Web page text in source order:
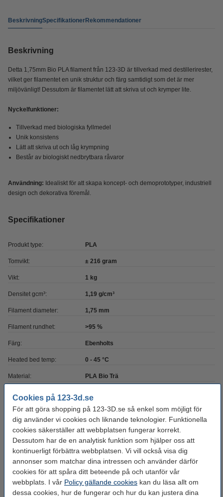
Cookies på 123-3d.se
För att göra shopping på 123-3D.se så enkel som möjligt för
dig använder vi cookies och liknande teknologier. Funktionella
cookies säkerställer att webbplatsen fungerar korrekt.
Dessutom har de en analytisk funktion som hjälper oss att
kontinuerligt förbättra webbplatsen. Vi vill också visa dig
annonser som matchar dina intressen och använder därför
cookies för att spåra ditt beteende på och utanför vår
webbplats. I vår Policy gällande cookies kan du läsa allt om
dessa cookies, hur de fungerar och hur du kan justera dina
BeskrivningSpecifikationerRekommendationer
Beskrivning
Detta 1,75mm Bio PLA filament från 123-3D är tillverkad med destillerirester,
vilket ger filamentet en unik struktur och färg samtidigt som det är mer
miljövänligt! Dessutom är filamentet lätt att skriva ut och krymper lite.
Nyckelfunktioner:
Tillverkad med biologiska fyllmedel
Unik konsistens
Lätt att skriva ut och låg krympning
Består av biologiskt nedbrytbara råvaror
Användning: Idealiskt för att skapa koncept- och demoprototyper, industriell
design och dekorativa föremål.
Specifikationer
Produkt type: PLA
Tomvikt: ± 216 gram
Vikt: 1 kg
Densitet gcm³: 1,19 g/cm³
Filament diameter: 1,75 mm
Filament rundhet: >95 %
Färg: Ebenholts
Heated bed temp: 0 - 45 °C
Material: PLA Bio Trä
Nozzle
temperaturområde:
185 - 215 °C
Spolens inre diameter: Ø 5,2 cm
Spolens ytterdiameter: Ø 20,0 cm
Varumärke: 123-3D